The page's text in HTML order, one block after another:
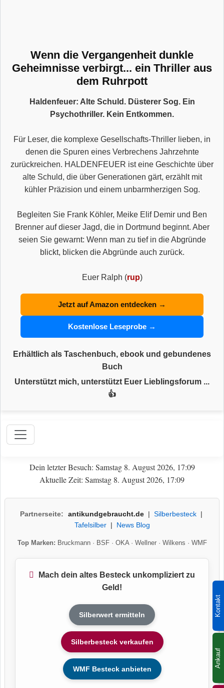
Kontakt
Ankauf
Wenn die Vergangenheit dunkle
Geheimnisse verbirgt... ein Thriller aus
dem Ruhrpott
Haldenfeuer: Alte Schuld. Düsterer Sog. Ein
Psychothriller. Kein Entkommen.
Für Leser, die komplexe Gesellschafts-Thriller lieben, in
denen die Spuren eines Verbrechens Jahrzehnte
zurückreichen. HALDENFEUER ist eine Geschichte über
alte Schuld, die über Generationen gärt, erzählt mit
kühler Präzision und einem unbarmherzigen Sog.
Begleiten Sie Frank Köhler, Meike Elif Demir und Ben
Brenner auf dieser Jagd, die in Dortmund beginnt. Aber
seien Sie gewarnt: Wenn man zu tief in die Abgründe
blickt, blicken die Abgründe auch zurück.
Euer Ralph (rup)
Jetzt auf Amazon entdecken →
Kostenlose Leseprobe →
Erhältlich als Taschenbuch, ebook und gebundenes
Buch
Unterstützt mich, unterstützt Euer Lieblingsforum ...
👍
Dein letzter Besuch: Samstag 8. August 2026, 17:09
Aktuelle Zeit: Samstag 8. August 2026, 17:09
Partnerseite: antikundgebraucht.de| Silberbesteck|
Tafelsilber| News Blog
Top Marken: Bruckmann· BSF· OKA· Wellner· Wilkens · WMF
Mach dein altes Besteck unkompliziert zu
Geld!
Silberwert ermitteln
Silberbesteck verkaufen
WMF Besteck anbieten